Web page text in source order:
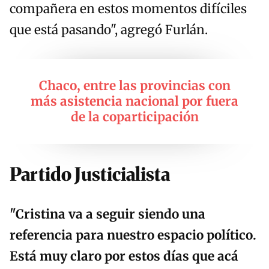
compañera en estos momentos difíciles
que está pasando", agregó Furlán.
Chaco, entre las provincias con
más asistencia nacional por fuera
de la coparticipación
Partido Justicialista
"Cristina va a seguir siendo una
referencia para nuestro espacio político.
Está muy claro por estos días que acá